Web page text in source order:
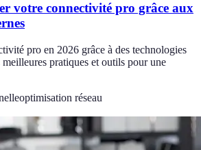
votre connectivité pro grâce aux
pro en 2026 grâce à des technologies
pratiques et outils pour une
optimisation réseau